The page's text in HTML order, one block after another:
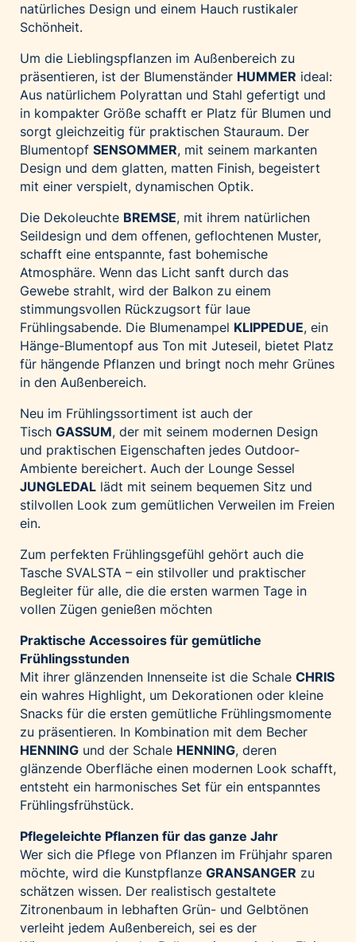
Tante Fanny
Vollpension
win2day
Wolt
woom bikes
Kontakt
natürliches Design und einem Hauch rustikaler
Schönheit.
Um die Lieblingspflanzen im Außenbereich zu
präsentieren, ist der Blumenständer HUMMER ideal:
Aus natürlichem Polyrattan und Stahl gefertigt und
in kompakter Größe schafft er Platz für Blumen und
sorgt gleichzeitig für praktischen Stauraum. Der
Blumentopf SENSOMMER, mit seinem markanten
Design und dem glatten, matten Finish, begeistert
mit einer verspielt, dynamischen Optik.
Die Dekoleuchte BREMSE, mit ihrem natürlichen
Seildesign und dem offenen, geflochtenen Muster,
schafft eine entspannte, fast bohemische
Atmosphäre. Wenn das Licht sanft durch das
Gewebe strahlt, wird der Balkon zu einem
stimmungsvollen Rückzugsort für laue
Frühlingsabende. Die Blumenampel KLIPPEDUE, ein
Hänge-Blumentopf aus Ton mit Juteseil, bietet Platz
für hängende Pflanzen und bringt noch mehr Grünes
in den Außenbereich.
Neu im Frühlingssortiment ist auch der
Tisch GASSUM, der mit seinem modernen Design
und praktischen Eigenschaften jedes Outdoor-
Ambiente bereichert. Auch der Lounge Sessel
JUNGLEDAL lädt mit seinem bequemen Sitz und
stilvollen Look zum gemütlichen Verweilen im Freien
ein.
Zum perfekten Frühlingsgefühl gehört auch die
Tasche SVALSTA – ein stilvoller und praktischer
Begleiter für alle, die die ersten warmen Tage in
vollen Zügen genießen möchten
Praktische Accessoires für gemütliche
Frühlingsstunden
Mit ihrer glänzenden Innenseite ist die Schale CHRIS
ein wahres Highlight, um Dekorationen oder kleine
Snacks für die ersten gemütliche Frühlingsmomente
zu präsentieren. In Kombination mit dem Becher
HENNING und der Schale HENNING, deren
glänzende Oberfläche einen modernen Look schafft,
entsteht ein harmonisches Set für ein entspanntes
Frühlingsfrühstück.
Pflegeleichte Pflanzen für das ganze Jahr
Wer sich die Pflege von Pflanzen im Frühjahr sparen
möchte, wird die Kunstpflanze GRANSANGER zu
schätzen wissen. Der realistisch gestaltete
Zitronenbaum in lebhaften Grün- und Gelbtönen
verleiht jedem Außenbereich, sei es der